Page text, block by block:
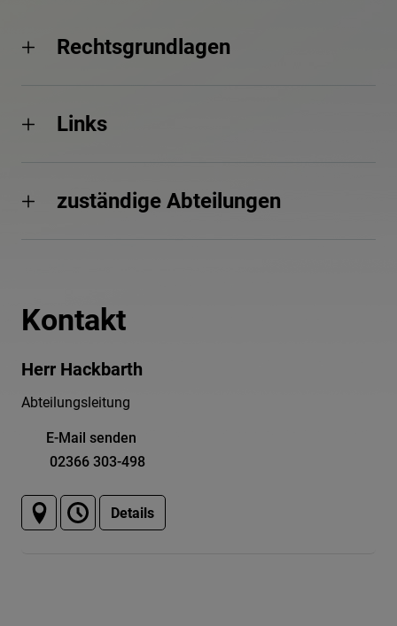
Rechtsgrundlagen
Links
zuständige Abteilungen
Kontakt
Herr Hackbarth
Abteilungsleitung
E-Mail senden
02366 303-498
Details